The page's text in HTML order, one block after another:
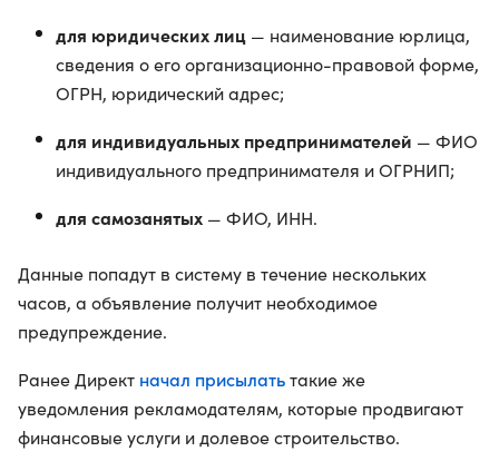
для юридических лиц — наименование юрлица,
сведения о его организационно-правовой форме,
ОГРН, юридический адрес;
для индивидуальных предпринимателей — ФИО
индивидуального предпринимателя и ОГРНИП;
для самозанятых — ФИО, ИНН.
Данные попадут в систему в течение нескольких
часов, а объявление получит необходимое
предупреждение.
Ранее Директ начал присылатьтакие же
уведомления рекламодателям, которые продвигают
финансовые услуги и долевое строительство.